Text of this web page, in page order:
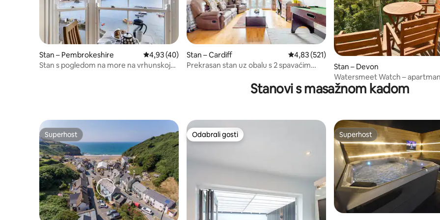
Stan – Pembrokeshire Prosječna ocjena: 4,93/5, recenzija: 40
4,93 (40)
Stan s pogledom na more na vrhunskoj
Stan – Cardiff Prosječna ocjena: 4,83/5, recenzija: 521
4,83 (521)
Prekrasan stan uz obalu s 2 spavaćim
Stan – Devon
Watersmeet Watch –
spavaće sobe i pogledom na
Stanovi s masažnom kadom
Superhost
Superhost Odabrali gosti
Odabrali gosti Superhost
Superhost